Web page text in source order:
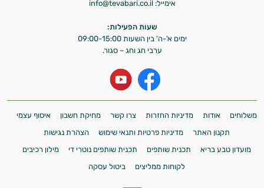
אימייל: info@tevabari.co.il
שעות הפעילות:
ימים א'-ה' בין השעות 09:00-15:00
ערבי חג וחג – סגור.
משלוחים אודות מדיניות החזרות צרו קשר מחיקת חשבון
איסוף עצמי
תקנון האתר
מדיניות פרטיות ותנאי שימוש
הצהרת נגישות
מועדון טבע בריא
תכנית שותפים תכנית שותפים נוטרי די
מילון רכיבים
לקוחות ממליצים
ביטול עסקה